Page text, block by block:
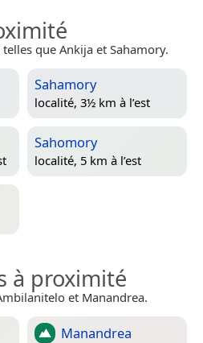
que Ankija et Sahamory.
Sahamory
localité, 3½ km à l’est
Sahomory
localité, 5 km à l’est
à proximité
et Manandrea.
Manandrea